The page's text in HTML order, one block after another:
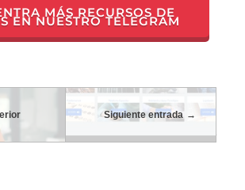
MÁS RECURSOS DE
EN NUESTRO TELEGRAM
Siguiente entrada